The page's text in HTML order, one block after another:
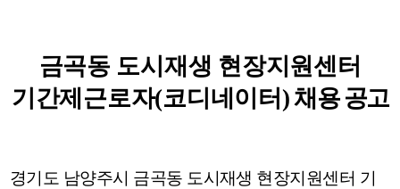
금곡동 도시재생 현장지원센터
기간제근로자(코디네이터 )채용 공고
경기도 남양주시 금곡동 도시재생 현장지원센터 기